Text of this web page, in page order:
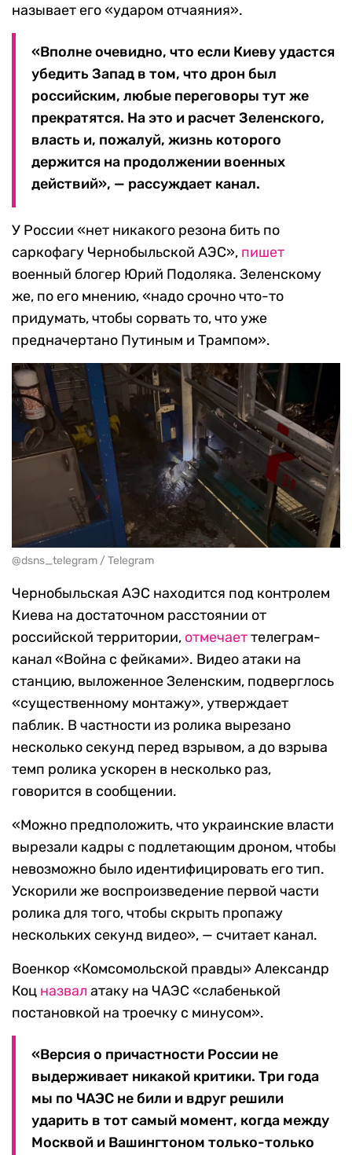
называет его «ударом отчаяния».
«Вполне очевидно, что если Киеву удастся
убедить Запад в том, что дрон был
российским, любые переговоры тут же
прекратятся. На это и расчет Зеленского,
власть и, пожалуй, жизнь которого
держится на продолжении военных
действий», — рассуждает канал.
У России «нет никакого резона бить по
саркофагу Чернобыльской АЭС», пишет
военный блогер Юрий Подоляка. Зеленскому
же, по его мнению, «надо срочно что-то
придумать, чтобы сорвать то, что уже
предначертано Путиным и Трампом».
@dsns_telegram / Telegram
Чернобыльская АЭС находится под контролем
Киева на достаточном расстоянии от
российской территории, отмечаеттелеграм-
канал «Война с фейками». Видео атаки на
станцию, выложенное Зеленским, подверглось
«существенному монтажу», утверждает
паблик. В частности из ролика вырезано
несколько секунд перед взрывом, а до взрыва
темп ролика ускорен в несколько раз,
говорится в сообщении.
«Можно предположить, что украинские власти
вырезали кадры с подлетающим дроном, чтобы
невозможно было идентифицировать его тип.
Ускорили же воспроизведение первой части
ролика для того, чтобы скрыть пропажу
нескольких секунд видео», — считает канал.
Военкор «Комсомольской правды» Александр
Коц назвал атаку на ЧАЭС «слабенькой
постановкой на троечку с минусом».
«Версия о причастности России не
выдерживает никакой критики. Три года
мы по ЧАЭС не били и вдруг решили
ударить в тот самый момент, когда между
Москвой и Вашингтоном только-только